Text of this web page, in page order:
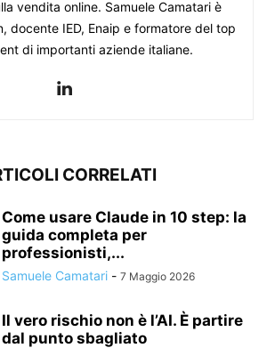
vendita online. Samuele Camatari è
docente IED, Enaip e formatore del top
di importanti aziende italiane.
CORRELATI
Come usare Claude in 10 step: la
guida completa per
professionisti,...
Samuele Camatari - 7 Maggio 2026
Il vero rischio non è l’AI. È partire
dal punto sbagliato